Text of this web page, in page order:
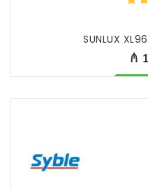
SUNLUX
₼